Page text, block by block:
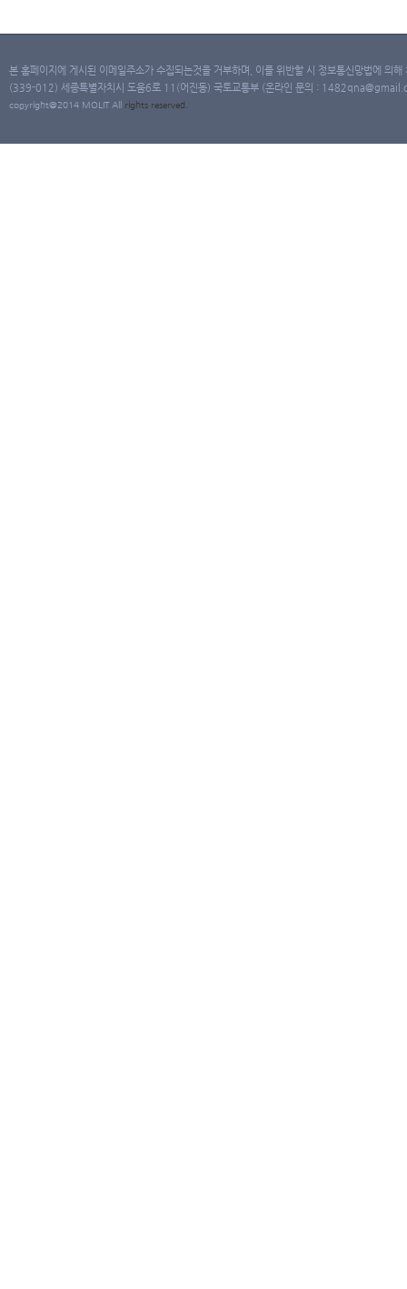
본 홈페이지에 게시된 이메일주소가 수집되는것을 거부하며, 이를 위반할 시 정보통신망법에 의
(339-012) 세종특별자치시 도움6로 11(어진동) 국토교통부 (온라인 문의 :
copyright@2014 MOLIT All rights reserved.